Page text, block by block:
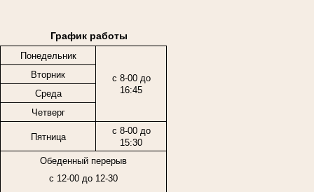
График работы
Понедельник
с 8-00 до
16:45
Вторник
Среда
Четверг
Пятница
с 8-00 до
15:30
Обеденный перерыв
с 12-00 до 12-30